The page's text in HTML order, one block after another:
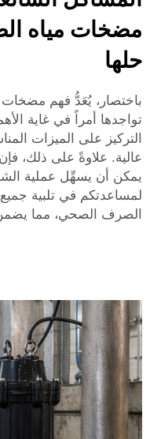
مضخات مياه
حلها
باختصار، يُعَدُّ فهم
تواجدها أمراً في غاية
التركيز على الميزات
عالية. علاوةً على ذلك،
يمكن أن يسهِّل عملية
لمساعدتكم في تلبية
الصرف الصحي، مما